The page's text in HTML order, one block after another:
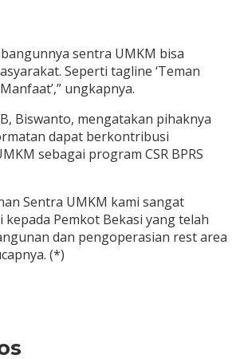
sentra UMKM bisa
Seperti tagline ‘Teman
ungkapnya.
Biswanto, mengatakan pihaknya
dapat berkontribusi
sebagai program CSR BPRS
Sentra UMKM kami sangat
Pemkot Bekasi yang telah
dan pengoperasian rest area
(*)